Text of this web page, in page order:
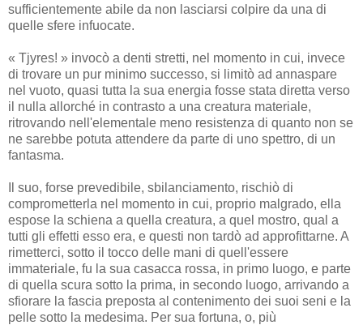
sufficientemente abile da non lasciarsi colpire da una di
quelle sfere infuocate.
« Tjyres! » invocò a denti stretti, nel momento in cui, invece
di trovare un pur minimo successo, si limitò ad annaspare
nel vuoto, quasi tutta la sua energia fosse stata diretta verso
il nulla allorché in contrasto a una creatura materiale,
ritrovando nell'elementale meno resistenza di quanto non se
ne sarebbe potuta attendere da parte di uno spettro, di un
fantasma.
Il suo, forse prevedibile, sbilanciamento, rischiò di
comprometterla nel momento in cui, proprio malgrado, ella
espose la schiena a quella creatura, a quel mostro, qual a
tutti gli effetti esso era, e questi non tardò ad approfittarne. A
rimetterci, sotto il tocco delle mani di quell'essere
immateriale, fu la sua casacca rossa, in primo luogo, e parte
di quella scura sotto la prima, in secondo luogo, arrivando a
sfiorare la fascia preposta al contenimento dei suoi seni e la
pelle sotto la medesima. Per sua fortuna, o, più